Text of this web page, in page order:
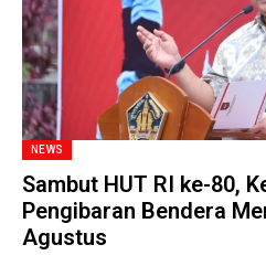
NEWS
Sambut HUT RI ke-80,
Pengibaran Bendera
Agustus